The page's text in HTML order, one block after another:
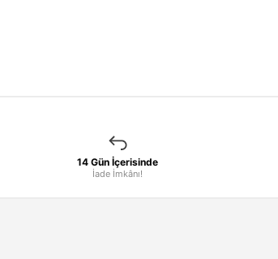
14 Gün İçerisinde
İade İmkânı!